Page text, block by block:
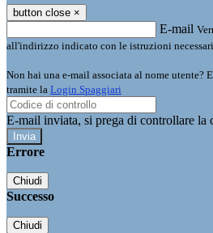
button close ×
E-mail
all'indirizzo indicato con le istruzioni
Non hai una e-mail associata al nome utente?
tramite la Login Spaggiari
E-mail inviata, si prega di controllare la
Errore
Chiudi
Successo
Chiudi